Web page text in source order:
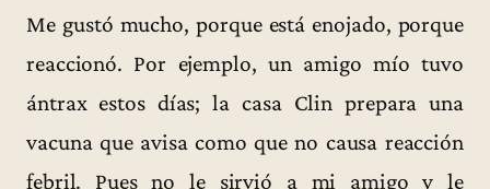
Me gustó mucho, porque está enojado, porque
reaccionó. Por ejemplo, un amigo mío tuvo
ántrax estos días; la casa Clin prepara una
vacuna que avisa como que no causa reacción
febril. Pues no le sirvió a mi amigo y le